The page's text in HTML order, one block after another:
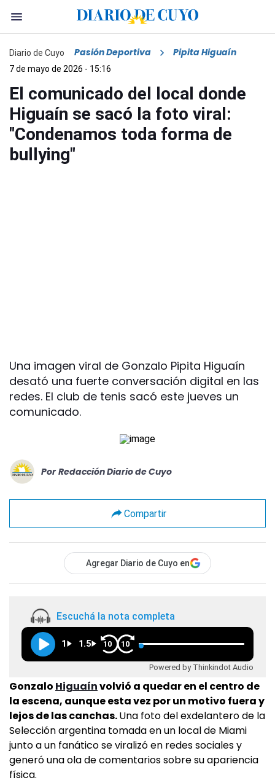
Diario de Cuyo Pasión Deportiva Pipita Higuaín
7 de mayo de 2026 - 15:16
El comunicado del local donde
Higuaín se sacó la foto viral:
"Condenamos toda forma de
bullying"
Una imagen viral de Gonzalo Pipita Higuaín
desató una fuerte conversación digital en las
redes. El club de tenis sacó este jueves un
comunicado.
Por Redacción Diario de Cuyo
Compartir
Agregar Diario de Cuyo en
Escuchá la nota completa
1 1.5 10 10
Powered by Thinkindot Audio
Gonzalo Higuaínvolvió a quedar en el centro de
la escena, aunque esta vez por un motivo fuera y
lejos de las canchas.Una foto del exdelantero de la
Selección argentina tomada en un local de Miami
junto a un fanático se viralizó en redes sociales y
generó una ola de comentarios sobre su apariencia
física.